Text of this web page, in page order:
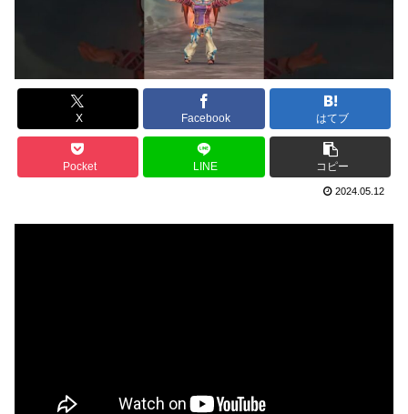
X Facebook はてブ
Pocket LINE コピー
2024.05.12